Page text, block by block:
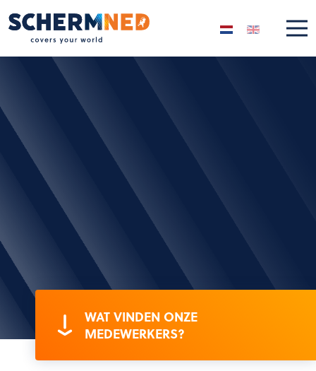
Selecteer de taal
WAT VINDEN ONZE
MEDEWERKERS?